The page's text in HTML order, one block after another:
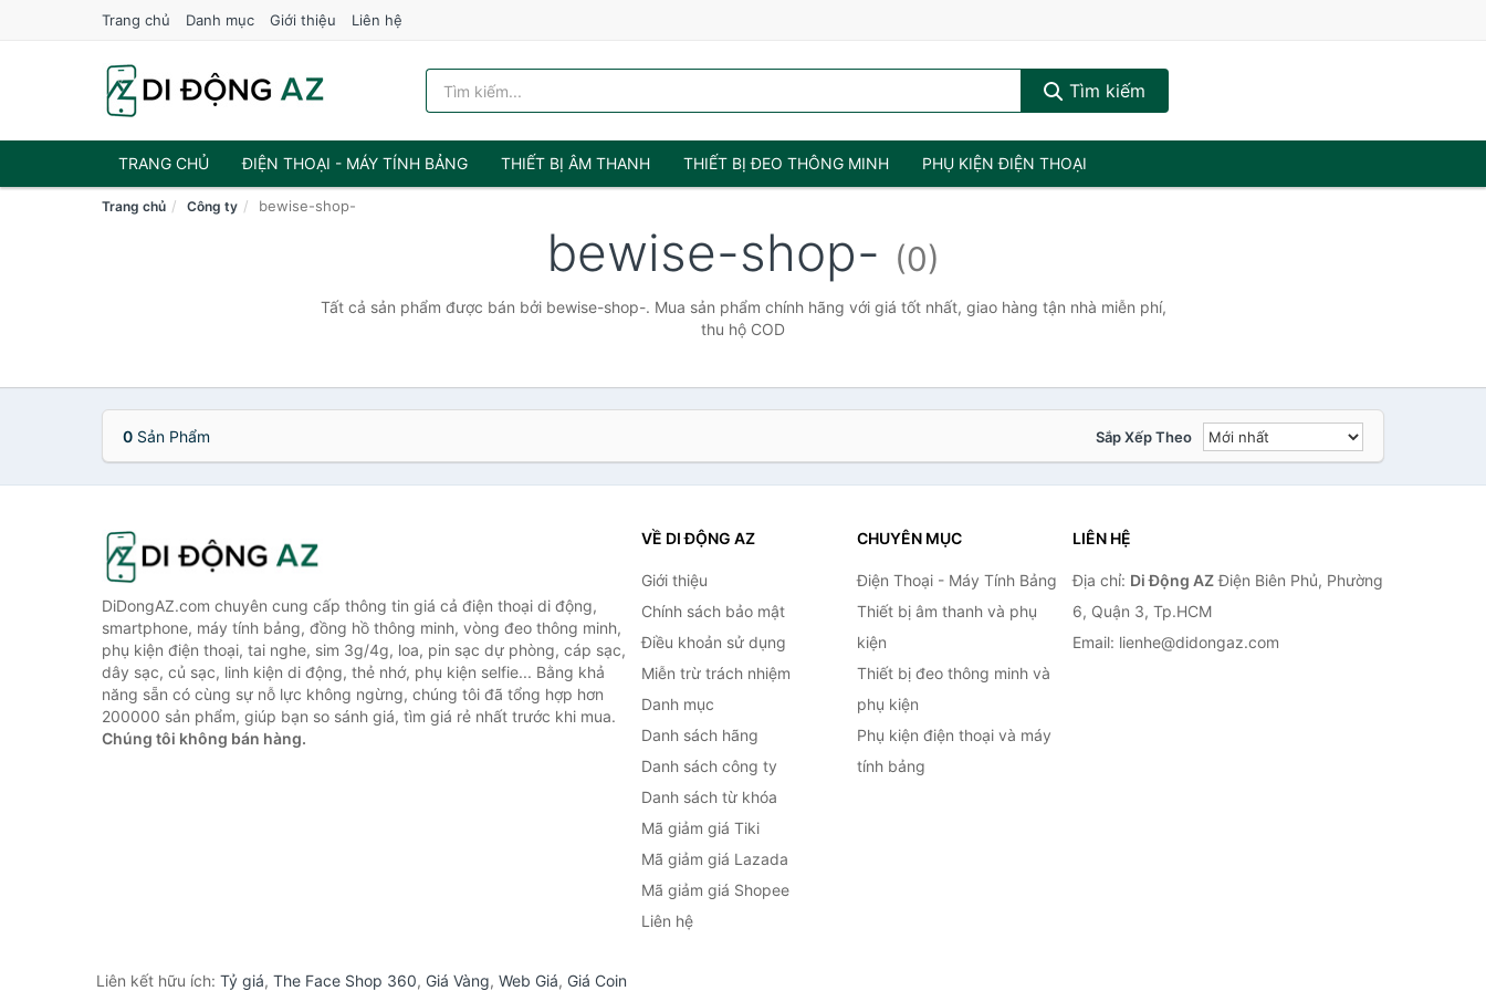
Trang chủ Danh mục Giới thiệu Liên hệ
Tìm kiếm
TRANG CHỦ ĐIỆN THOẠI - MÁY TÍNH BẢNG THIẾT BỊ ÂM THANH THIẾT BỊ ĐEO THÔNG MINH PHỤ KIỆN ĐIỆN THOẠI
Trang chủ Công ty bewise-shop-
bewise-shop- (0)
Tất cả sản phẩm được bán bởi bewise-shop-. Mua sản phẩm chính hãng với giá tốt nhất, giao hàng tận nhà miễn phí,
thu hộ COD
0 Sản Phẩm Sắp Xếp Theo
DiDongAZ.com chuyên cung cấp thông tin giá cả điện thoại di động,
smartphone, máy tính bảng, đồng hồ thông minh, vòng đeo thông minh,
phụ kiện điện thoại, tai nghe, sim 3g/4g, loa, pin sạc dự phòng, cáp sạc,
dây sạc, củ sạc, linh kiện di động, thẻ nhớ, phụ kiện selfie... Bằng khả
năng sẵn có cùng sự nỗ lực không ngừng, chúng tôi đã tổng hợp hơn
200000 sản phẩm, giúp bạn so sánh giá, tìm giá rẻ nhất trước khi mua.
Chúng tôi không bán hàng.
VỀ DI ĐỘNG AZ
Giới thiệu
Chính sách bảo mật
Điều khoản sử dụng
Miễn trừ trách nhiệm
Danh mục
Danh sách hãng
Danh sách công ty
Danh sách từ khóa
Mã giảm giá Tiki
Mã giảm giá Lazada
Mã giảm giá Shopee
Liên hệ
CHUYÊN MỤC
Điện Thoại - Máy Tính Bảng
Thiết bị âm thanh và phụ
kiện
Thiết bị đeo thông minh và
phụ kiện
Phụ kiện điện thoại và máy
tính bảng
LIÊN HỆ
Địa chỉ: Di Động AZĐiện Biên Phủ, Phường
6, Quận 3, Tp.HCM
Email: lienhe@didongaz.com
Liên kết hữu ích: Tỷ giá, The Face Shop 360, Giá Vàng, Web Giá, Giá Coin